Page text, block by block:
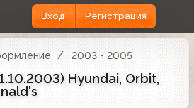
Вход Регистрация
2003 - 2005
Hyundai, Orbit,